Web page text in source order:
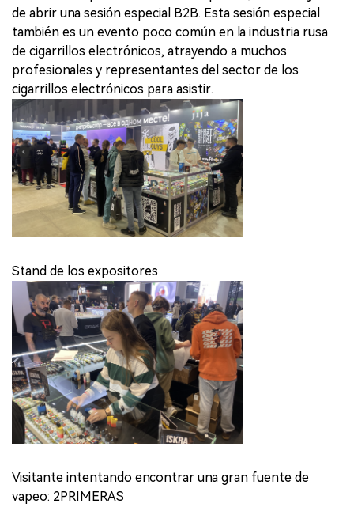
de abrir una sesión especial B2B. Esta sesión especial
también es un evento poco común en la industria rusa
de cigarrillos electrónicos, atrayendo a muchos
profesionales y representantes del sector de los
cigarrillos electrónicos para asistir.
Stand de los expositores
Visitante intentando encontrar una gran fuente de
vapeo: 2PRIMERAS